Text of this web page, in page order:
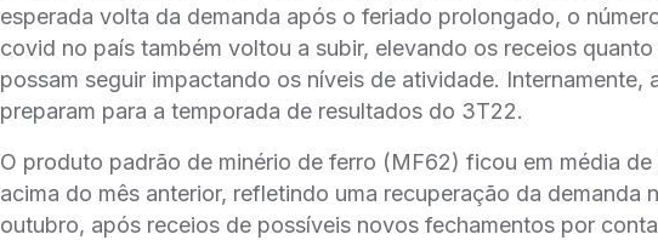
esperada volta da demanda após o feriado prolongado, o
covid no país também voltou a subir, elevando os receios
possam seguir impactando os níveis de atividade. Internamente,
preparam para a temporada de resultados do 3T22.
O produto padrão de minério de ferro (MF62) ficou em média de
acima do mês anterior, refletindo uma recuperação da demanda
outubro, após receios de possíveis novos fechamentos por